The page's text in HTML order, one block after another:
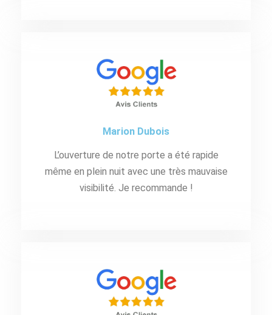
Marion Dubois
L’ouverture de notre porte a été rapide
même en plein nuit avec une très mauvaise
visibilité. Je recommande !